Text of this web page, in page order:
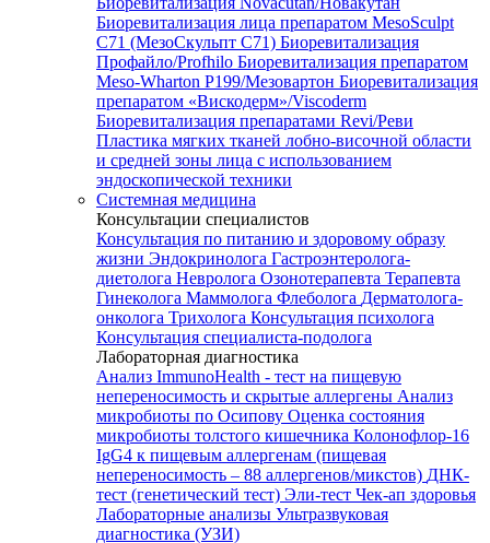
Биоревитализация лица препаратом MesoSculpt
C71 (МезоСкульпт С71) Биоревитализация
Профайло/Profhilo Биоревитализация препаратом
Meso-Wharton P199/Мезовартон Биоревитализация
препаратом «Вискодерм»/Viscoderm
Биоревитализация препаратами Revi/Реви
Пластика мягких тканей лобно-височной области
и средней зоны лица с использованием
эндоскопической техники
Системная медицина
Консультации специалистов
Консультация по питанию и здоровому образу
жизни Эндокринолога Гастроэнтеролога-
диетолога Невролога Озонотерапевта Терапевта
Гинеколога Маммолога Флеболога Дерматолога-
онколога Трихолога Консультация психолога
Консультация специалиста-подолога
Лабораторная диагностика
Анализ ImmunoHealth - тест на пищевую
непереносимость и скрытые аллергены Анализ
микробиоты по Осипову Оценка состояния
микробиоты толстого кишечника Колонофлор-16
IgG4 к пищевым аллергенам (пищевая
непереносимость – 88 аллергенов/микстов) ДНК-
тест (генетический тест) Эли-тест Чек-ап здоровья
Лабораторные анализы Ультразвуковая
диагностика (УЗИ)